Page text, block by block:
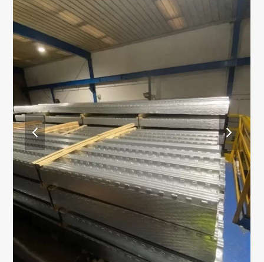
previous
slide
next
slide